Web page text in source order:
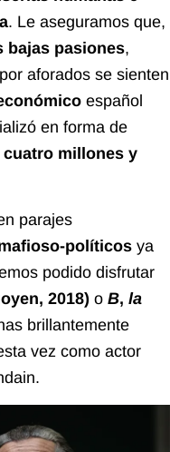
. Le aseguramos que,
bajas pasiones,
aforados se sienten
español
en forma de
cuatro millones y
parajes
políticos ya
podido disfrutar
2018) o B, la
brillantemente
vez como actor